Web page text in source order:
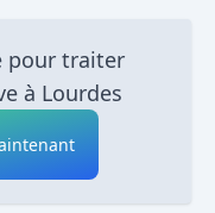
pour traiter
à Lourdes